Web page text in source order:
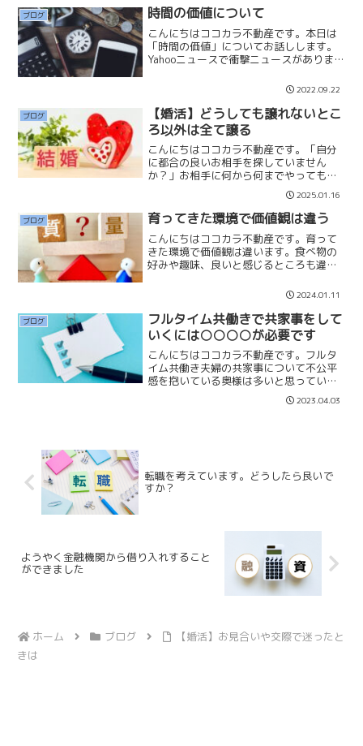
ローンの返済に負担感を感...
ブログ 時間の価値について
こんにちはココカラ不動産です。本日は
「時間の価値」についてお話しします。
Yahooニュースで衝撃ニュースがありまし
歳から69歳の高齢者の「2人に1人」が働
いているそうです。もしかしたら、今後
「3人に2人...
2022.09.22
ブログ
【婚活】どうしても譲れないとこ
ろ以外は全て譲る
こんにちはココカラ不動産です。「自分
に都合の良いお相手を探していません
か？」お相手に何から何までやってもら
おうしたり、自分の希望を叶えさようと
したりしてはいけません。パートナーは
あなたの執事や部下ではありません。男
性も女性も自分にとって便利...
2025.01.16
ブログ 育ってきた環境で価値観は違う
こんにちはココカラ不動産です。育って
きた環境で価値観は違います。食べ物の
好みや趣味、良いと感じるところも違っ
量か、量より質か」を選択基準にする人
も多いと思います。私は育ちが貧しかっ
たからなのか、「質より量...
2024.01.11
ブログ
フルタイム共働きで共家事をして
いくには○○○○が必要です
こんにちはココカラ不動産です。フルタ
イム共働き夫婦の共家事について不公平
感を抱いている奥様は多いと思っていま
す。多くの旦那様の家事は「お風呂掃
除」「ゴミ出し」「食後の洗い物」程度
2023.04.03
転職を考えています。どうしたら良いで
すか？
ようやく金融機関から借り入れすること
ができました
ホーム ブログ
【婚活】お見合いや交際で迷ったと
きは